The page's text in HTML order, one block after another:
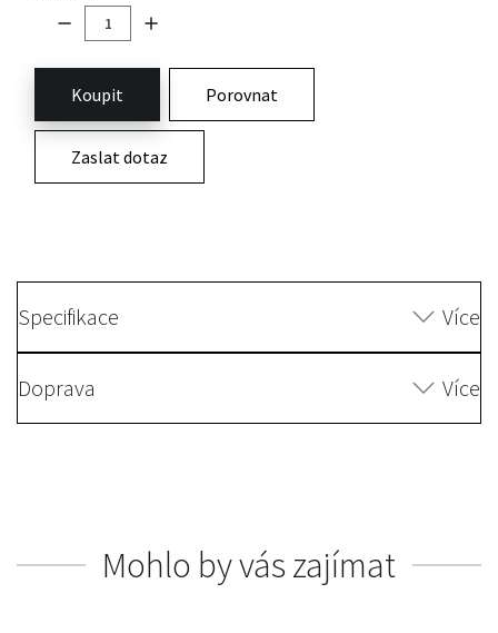
Koupit Porovnat
Zaslat dotaz
Specifikace Více
Doprava Více
Mohlo by vás zajímat